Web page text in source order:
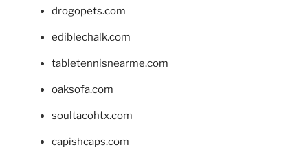
drogopets.com
ediblechalk.com
tabletennisnearme.com
oaksofa.com
soultacohtx.com
capishcaps.com